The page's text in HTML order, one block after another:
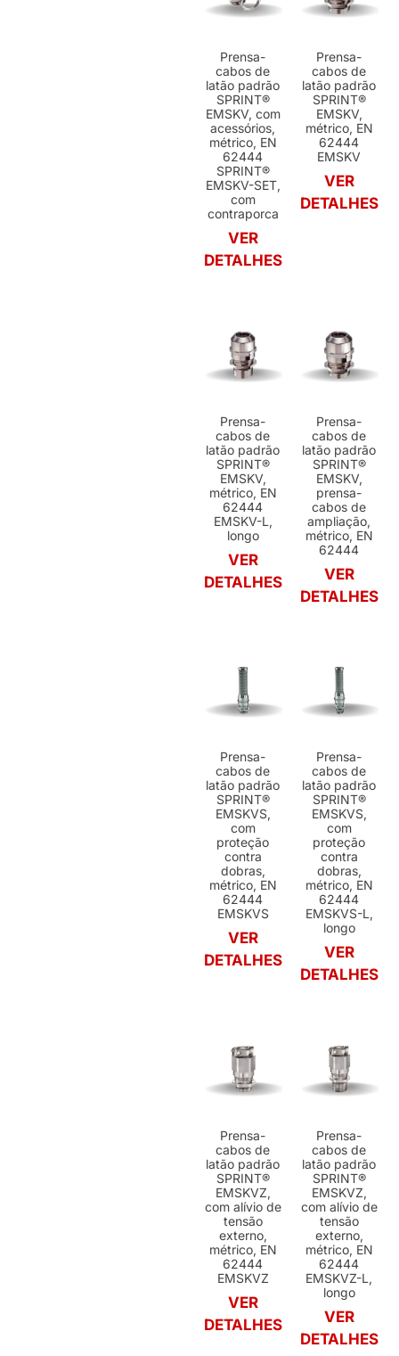
Prensa-
cabos de
latão padrão
SPRINT®
EMSKV, com
acessórios,
métrico, EN
62444
SPRINT®
EMSKV-SET,
com
contraporca
VER
DETALHES
Prensa-
cabos de
latão padrão
SPRINT®
EMSKV,
métrico, EN
62444
EMSKV
VER
DETALHES
Prensa-
cabos de
latão padrão
SPRINT®
EMSKV,
métrico, EN
62444
EMSKV-L,
longo
VER
DETALHES
Prensa-
cabos de
latão padrão
SPRINT®
EMSKV,
prensa-
cabos de
ampliação,
métrico, EN
62444
VER
DETALHES
Prensa-
cabos de
latão padrão
SPRINT®
EMSKVS,
com
proteção
contra
dobras,
métrico, EN
62444
EMSKVS
VER
DETALHES
Prensa-
cabos de
latão padrão
SPRINT®
EMSKVS,
com
proteção
contra
dobras,
métrico, EN
62444
EMSKVS-L,
longo
VER
DETALHES
Prensa-
cabos de
latão padrão
SPRINT®
EMSKVZ,
com alívio de
tensão
externo,
métrico, EN
62444
EMSKVZ
VER
DETALHES
Prensa-
cabos de
latão padrão
SPRINT®
EMSKVZ,
com alívio de
tensão
externo,
métrico, EN
62444
EMSKVZ-L,
longo
VER
DETALHES